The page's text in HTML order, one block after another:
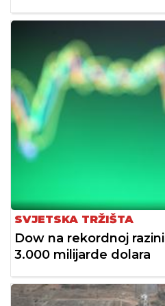
SVJETSKA TRŽIŠTA
Dow na rekordnoj
3.000 milijarde dolara